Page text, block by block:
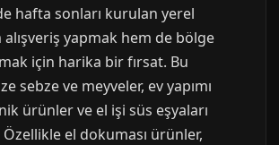
hafta sonları kurulan yerel
alışveriş yapmak hem de bölge
için harika bir fırsat. Bu
sebze ve meyveler, ev yapımı
ürünler ve el işi süs eşyaları
el dokuması ürünler,